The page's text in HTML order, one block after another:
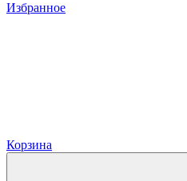
Избранное
Корзина